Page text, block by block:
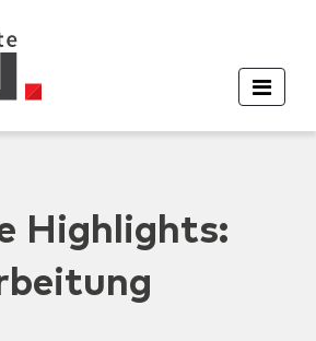
Highlights: